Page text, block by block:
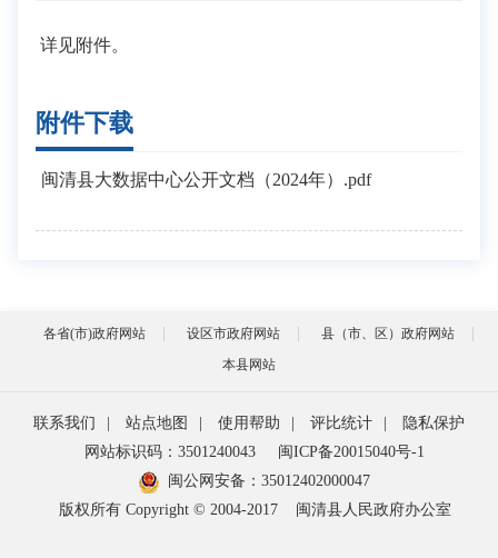
详见附件。
附件下载
闽清县大数据中心公开文档（2024年）.pdf
各省(市)政府网站 设区市政府网站
县（市、区）政府网站
本县网站
联系我们 站点地图 使用帮助 评比统计
隐私保护
网站标识码：3501240043
闽ICP备20015040号-1
闽公网安备： 35012402000047
版权所有 Copyright © 2004-2017
闽清县人民政府办公室